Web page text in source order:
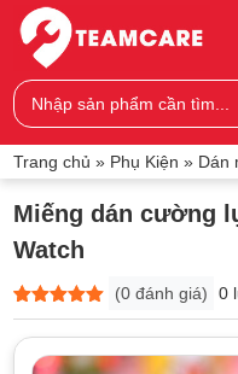
Trang chủ » Phụ Kiện » Dán
Miếng dán cường
Watch
5trên 5
dựa trên
0
đánh giá
(0 đánh giá) 0